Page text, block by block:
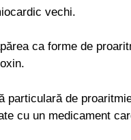
vechi.
ca forme de
particulară de
cu un medicament